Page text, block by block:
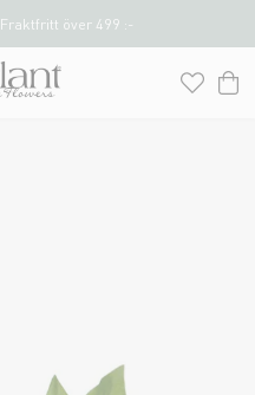
Fraktfritt över 499 :-